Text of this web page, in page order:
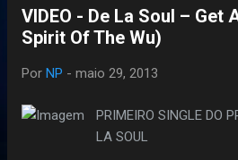
VIDEO - De La Soul – Get
Spirit Of The Wu)
Por NP - maio 29, 2013
PRIMEIRO SINGLE DO
LA SOUL